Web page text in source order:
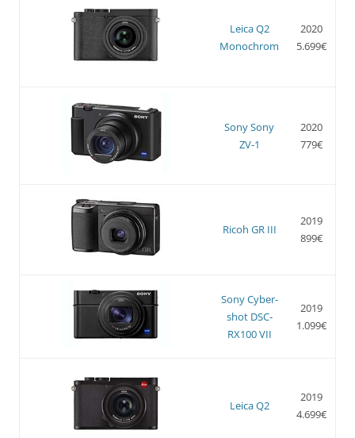
Leica Q2
Monochrom
2020
5.699€
Sony Sony
ZV-1
2020
779€
Ricoh GR III
2019
899€
Sony Cyber-
shot DSC-
RX100 VII
2019
1.099€
Leica Q2
2019
4.699€